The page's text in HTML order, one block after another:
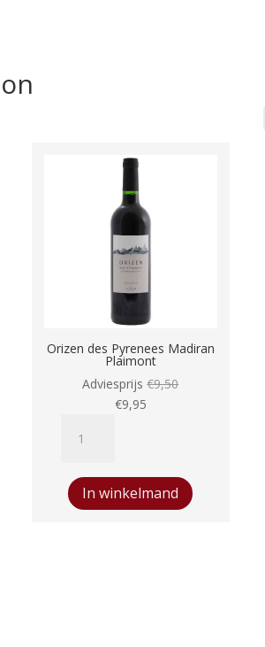
Orizen des Pyrenees Madiran
Plaimont
Adviesprijs €9,50
€9,95
Madiran
Plaimont
In winkelmand